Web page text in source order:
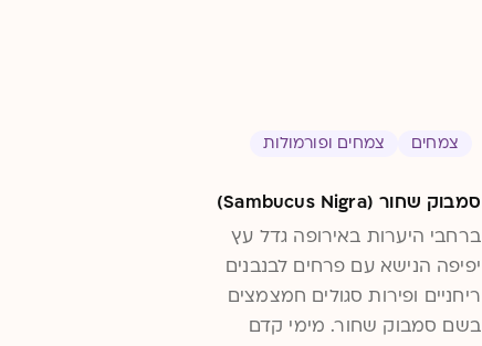
צמחים צמחים ופורמולות
סמבוק שחור (Sambucus Nigra)
ברחבי היערות באירופה גדל עץ
יפיפה הנישא עם פרחים לבנבנים
ריחניים ופירות סגולים חמצמצים
בשם סמבוק שחור. מימי קדם